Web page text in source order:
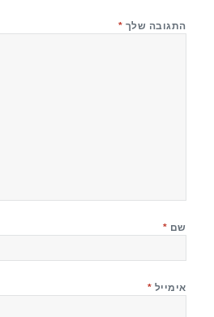
התגובה שלך *
שם *
אימייל *